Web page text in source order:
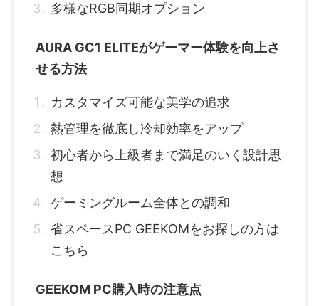
多様なRGB同期オプション
AURA GC1 ELITEがゲーマー体験を向上さ
せる方法
カスタマイズ可能な美学の追求
熱管理を徹底し冷却効率をアップ
初心者から上級者まで満足のいく設計思
想
ゲーミングルーム全体との調和
省スペースPC GEEKOMをお探しの方は
こちら
GEEKOM PC購入時の注意点